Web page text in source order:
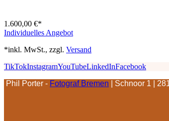
1.600,00 €*
Individuelles Angebot
*inkl. MwSt., zzgl. Versand
TikTokInstagramYouTubeLinkedInFacebook
Phil Porter - Fotograf Bremen | Schnoor 1 |